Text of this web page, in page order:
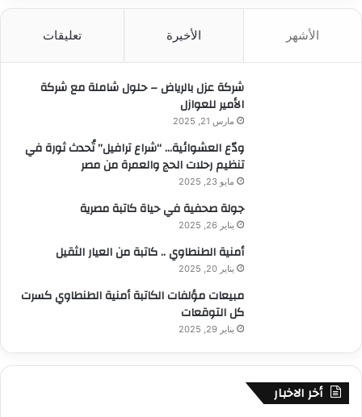
الأشهر الأخيرة تعليقات
شركة عزل بالرياض – حلول شاملة مع شركة
الأمير للعوازل
مارس 21, 2025
ودّع العشوائية… “شراع ترافيل” تُحدث ثورة في
تنظيم رحلات الحج والعمرة من مصر
مايو 23, 2025
جولة صحفية في حياة كاتبة مصرية
يناير 26, 2025
أمنية الطنطاوي .. كاتبة من العيار الثقيل
يناير 20, 2025
مبيعات مؤلفات الكاتبة أمنية الطنطاوي كسرت
كل التوقعات
يناير 29, 2025
أخر الاخبار